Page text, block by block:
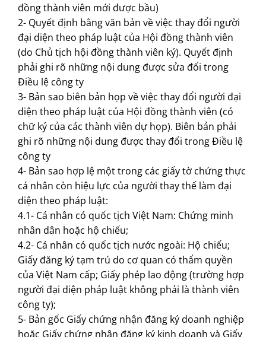
đồng thành viên mới được bầu)
2- Quyết định bằng văn bản về việc thay đổi người
đại diện theo pháp luật của Hội đồng thành viên
(do Chủ tịch hội đồng thành viên ký). Quyết định
phải ghi rõ những nội dung được sửa đổi trong
Điều lệ công ty
3- Bản sao biên bản họp về việc thay đổi người đại
diện theo pháp luật của Hội đồng thành viên (có
chữ ký của các thành viên dự họp). Biên bản phải
ghi rõ những nội dung được thay đổi trong Điều lệ
công ty
4- Bản sao hợp lệ một trong các giấy tờ chứng thực
cá nhân còn hiệu lực của người thay thế làm đại
diện theo pháp luật:
4.1- Cá nhân có quốc tịch Việt Nam: Chứng minh
nhân dân hoặc hộ chiếu;
4.2- Cá nhân có quốc tịch nước ngoài: Hộ chiếu;
Giấy đăng ký tạm trú do cơ quan có thẩm quyền
của Việt Nam cấp; Giấy phép lao động (trường hợp
người đại diện pháp luật không phải là thành viên
công ty);
5- Bản gốc Giấy chứng nhận đăng ký doanh nghiệp
hoặc Giấy chứng nhận đăng ký kinh doanh và Giấy